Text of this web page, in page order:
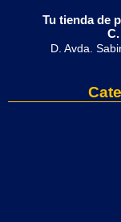
Tu tienda de
D. Avda.